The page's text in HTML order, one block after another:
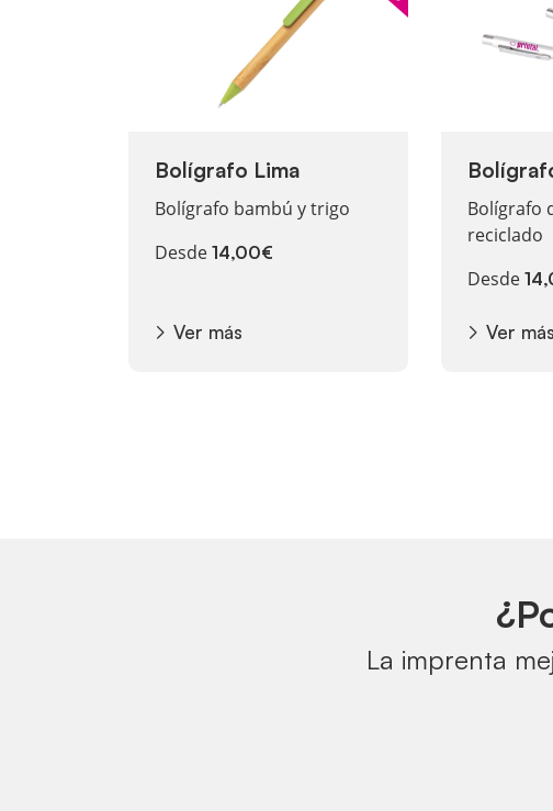
Bolígrafo Lima
Bolígrafo bambú y trigo
Desde 14,00€
Ver más
Bolígrafo
reciclado
Desde
Ver más
La imprenta